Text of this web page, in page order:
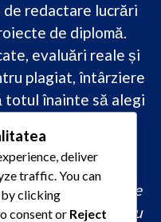
redactare lucrări
de diplomă.
evaluări reale și
plagiat, întârziere
totul înainte să alegi
originală, redactare
profesional pentru
deliver
traffic. You can
clicking
consent or Reject